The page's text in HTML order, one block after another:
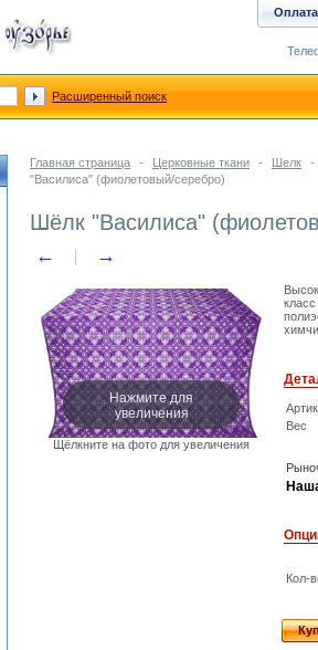
Главная страница - Церковные ткани - Шелк
-
"Василиса" (фиолетовый/серебро)
Шёлк "Василиса"
← →
Нажмите для
увеличения
Щёлкните на фото для увеличения
Вес
Кол-
Оплата
Расширенный поиск